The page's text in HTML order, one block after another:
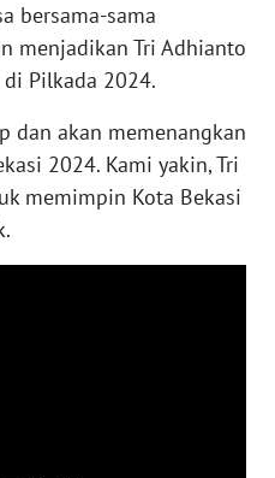
bersama-sama
menjadikan Tri Adhianto
Pilkada 2024.
dan akan memenangkan
2024. Kami yakin, Tri
memimpin Kota Bekasi